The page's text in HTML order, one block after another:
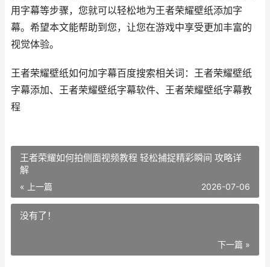
用字幕等步骤，您就可以轻松地为王者荣耀壁纸添加字
幕。希望本文能帮助到您，让您在游戏中享受更加丰富的
视觉体验。
王者荣耀壁纸如何加字幕百度搜索相关词：王者荣耀壁纸
字幕添加、王者荣耀壁纸字幕软件、王者荣耀壁纸字幕教
程
王者荣耀如何拍侧面视频教程 轻松捕捉精彩瞬间 攻略详
解
« 上一篇 2026-07-06
没有了！
下一篇 »